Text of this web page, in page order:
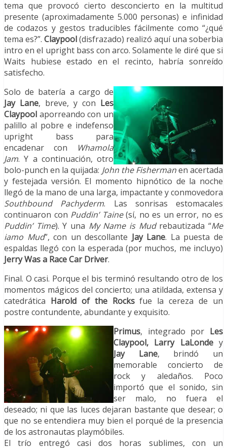
tema que provocó cierto desconcierto en la multitud
presente (aproximadamente 5.000 personas) e infinidad
de codazos y gestos traducibles fácilmente como “¿qué
tema es?”. Claypool(disfrazado) realizó aquí una soberbia
intro en el upright bass con arco. Solamente le diré que si
Waits hubiese estado en el recinto, habría sonreído
satisfecho.
Solo de batería a cargo de
Jay Lane, breve, y con Les
Claypool aporreando con un
palillo al pobre e indefenso
upright bass para
encadenar con
Whamola
Jam. Y a continuación, otro
bolo-punch en la quijada: John the Fishermanen acertada
y festejada versión. El momento hipnótico de la noche
llegó de la mano de una larga, impactante y conmovedora
Southbound Pachyderm. Las sonrisas estomacales
continuaron con Puddin’ Taine(sí, no es un error, no es
Puddin’ Time). Y una My Name is Mudrebautizada “Me
iamo Mud”, con un descollante Jay Lane. La puesta de
espaldas llegó con la esperada (por muchos, me incluyo)
Jerry Was a Race Car Driver.
Final. O casi. Porque el bis terminó resultando otro de los
momentos mágicos del concierto; una atildada, extensa y
catedrática Harold of the Rocksfue la cereza de un
postre contundente, abundante y exquisito.
Primus, integrado por Les
Claypool, Larry LaLondey
Jay Lane, brindó un
memorable concierto de
rock y aledaños. Poco
importó que el sonido, sin
ser malo, no fuera el
deseado; ni que las luces dejaran bastante que desear; o
que no se entendiera muy bien el porqué de la presencia
de los astronautas playmóbiles.
El trío entregó casi dos horas sublimes, con un